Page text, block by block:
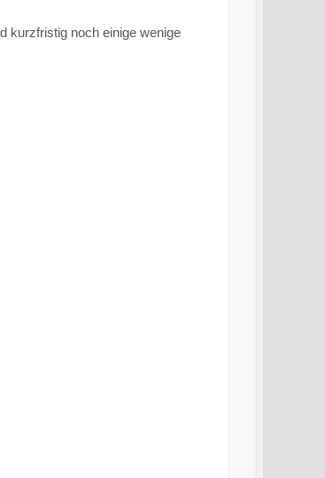
kurzfristig noch einige wenige